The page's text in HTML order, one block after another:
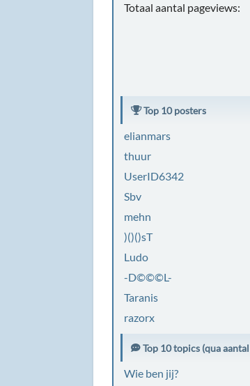
Totaal aantal pageviews:
Top 10 posters
elianmars
thuur
UserID6342
Sbv
mehn
)()()sT
Ludo
-D©©©L-
Taranis
razorx
Top 10 topics (qua
Wie ben jij?